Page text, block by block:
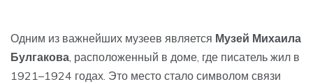
Одним из важнейших музеев является Музей Михаила
Булгакова, расположенный в доме, где писатель жил в
1921–1924 годах. Это место стало символом связи